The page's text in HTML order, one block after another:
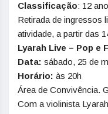
Classificação: 12
Retirada de ingressos
atividade, a partir das
Lyarah Live – Pop e
Data: sábado, 25 de
Horário: às 20h
Área de Convivência.
Com a violinista Lyarah